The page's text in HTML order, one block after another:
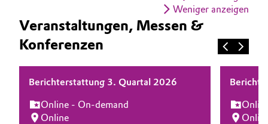
Weniger anzeigen
Veranstaltungen, Messen &
Konferenzen
Berichterstattung 3. Quartal 2026
Online - On-demand
Online